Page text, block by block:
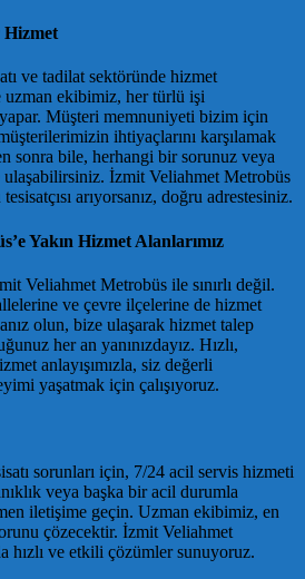
Hizmet
ve tadilat sektöründe hizmet
ekibimiz, her türlü işi
Müşteri memnuniyeti bizim için
ihtiyaçlarını karşılamak
sonra bile, herhangi bir sorunuz veya
ulaşabilirsiniz. İzmit Veliahmet Metrobüs
arıyorsanız, doğru adrestesiniz.
Yakın Hizmet Alanlarımız
Veliahmet Metrobüs ile sınırlı değil.
ve çevre ilçelerine de hizmet
olun, bize ulaşarak hizmet talep
her an yanınızdayız. Hızlı,
anlayışımızla, siz değerli
yaşatmak için çalışıyoruz.
sorunları için, 7/24 acil servis hizmeti
veya başka bir acil durumla
iletişime geçin. Uzman ekibimiz, en
çözecektir. İzmit Veliahmet
hızlı ve etkili çözümler sunuyoruz.